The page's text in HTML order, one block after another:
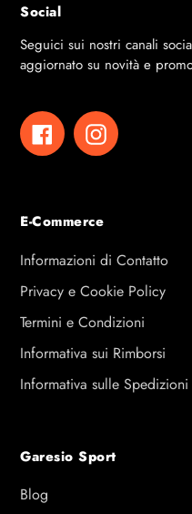
Social
Seguici sui nostri canali
aggiornato su novità e
FacebookInstagram
E-Commerce
Informazioni di Contatto
Privacy e Cookie Policy
Termini e Condizioni
Informativa sui Rimborsi
Informativa sulle Spedizioni
Garesio Sport
Blog